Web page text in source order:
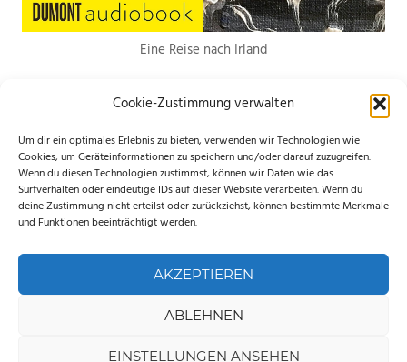
Cookie-Zustimmung verwalten
Um dir ein optimales Erlebnis zu bieten, verwenden wir Technologien wie
Cookies, um Geräteinformationen zu speichern und/oder darauf zuzugreifen.
Wenn du diesen Technologien zustimmst, können wir Daten wie das
Surfverhalten oder eindeutige IDs auf dieser Website verarbeiten. Wenn du
deine Zustimmung nicht erteilst oder zurückziehst, können bestimmte Merkmale
und Funktionen beeinträchtigt werden.
AKZEPTIEREN
ABLEHNEN
EINSTELLUNGEN ANSEHEN
Eine Reise nach Irland
*Hierbei handelt es sich um Werbelinks. Wenn du etwas über den Link
bestellst, erhalte ich eine kleine Provision. Für dich entstehen keine
zusätzlichen Kosten. Ganz lieben Dank für deine Unterstützung.
WordPress-Theme: Palm Beach von ThemeZee.